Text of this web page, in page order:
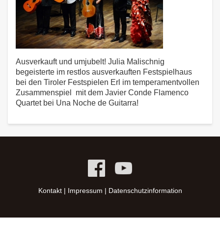
Ausverkauft und umjubelt! Julia Malischnig
begeisterte im restlos ausverkauften Festspielhaus
bei den Tiroler Festspielen Erl im temperamentvollen
Zusammenspiel mit dem Javier Conde Flamenco
Quartet bei Una Noche de Guitarra!
Kontakt| Impressum | Datenschutzinformation